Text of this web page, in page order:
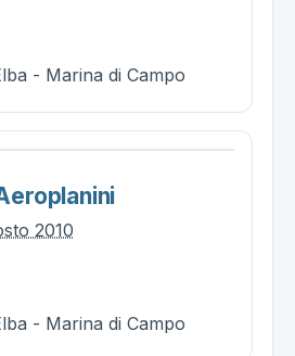
- Marina di Campo
2010
- Marina di Campo